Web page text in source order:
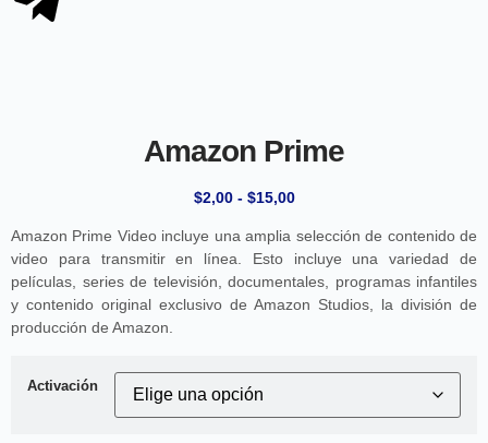
Amazon Prime
$2,00 - $15,00
Amazon Prime Video incluye una amplia selección de contenido de
video para transmitir en línea. Esto incluye una variedad de
películas, series de televisión, documentales, programas infantiles
y contenido original exclusivo de Amazon Studios, la división de
producción de Amazon.
Activación